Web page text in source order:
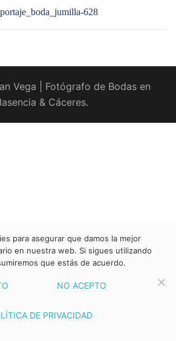
628
Vega | Fotógrafo de Bodas en
& Cáceres.
para asegurar que damos la mejor
en nuestra web. Si sigues utilizando
que estás de acuerdo.
NO ACEPTO
DE PRIVACIDAD